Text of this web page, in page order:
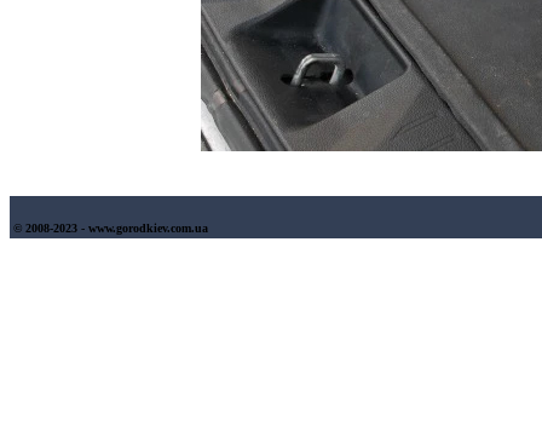
© 2008-2023 - www.gorodkiev.com.ua